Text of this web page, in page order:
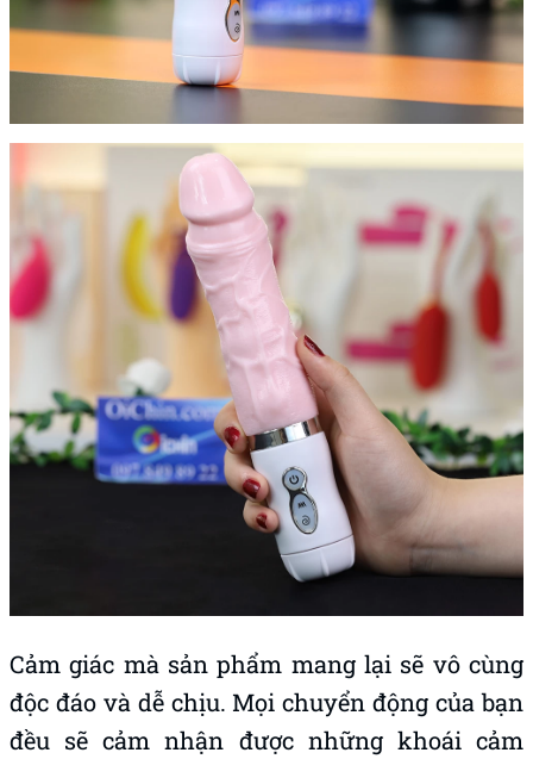
Cảm giác mà sản phẩm mang lại sẽ vô cùng
độc đáo và dễ chịu. Mọi chuyển động của bạn
đều sẽ cảm nhận được những khoái cảm